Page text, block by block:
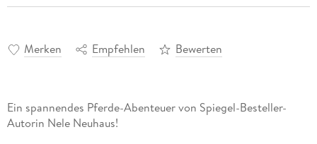
Merken Empfehlen Bewerten
Ein spannendes Pferde-Abenteuer von Spiegel-Besteller-
Autorin Nele Neuhaus!